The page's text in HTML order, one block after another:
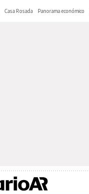
Casa Rosada Panorama económico